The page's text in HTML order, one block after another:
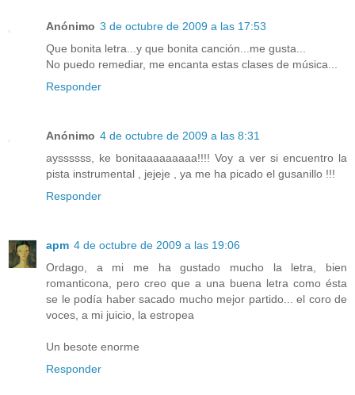
Anónimo 3 de octubre de 2009 a las 17:53
Que bonita letra...y que bonita canción...me gusta...
No puedo remediar, me encanta estas clases de música...
Responder
Anónimo 4 de octubre de 2009 a las 8:31
ayssssss, ke bonitaaaaaaaaa!!!! Voy a ver si encuentro la
pista instrumental , jejeje , ya me ha picado el gusanillo !!!
Responder
apm 4 de octubre de 2009 a las 19:06
Ordago, a mi me ha gustado mucho la letra, bien
romanticona, pero creo que a una buena letra como ésta
se le podía haber sacado mucho mejor partido... el coro de
voces, a mi juicio, la estropea
Un besote enorme
Responder